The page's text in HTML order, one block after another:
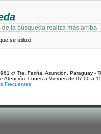
la búsqueda realiza más arriba
se utilizó.
c/ Tte. Fariña. Asunción, Paraguay -
Atención: Lunes a Viernes de 07:00 a
Frecuentes